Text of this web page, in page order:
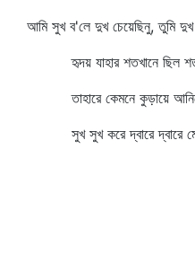
আমি সুখ ব'লে দুখ চেয়েছিনু, তুমি
হৃদয় যাহার শতখানে ছিল শত
তাহারে কেমনে কুড়ায়ে
সুখ সুখ করে দ্বারে দ্বারে